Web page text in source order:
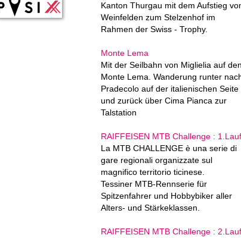
Kanton Thurgau mit dem Aufstieg
Weinfelden zum Stelzenhof im
Rahmen der Swiss - Trophy.
Monte Lema
Mit der Seilbahn von Miglielia auf den
Monte Lema. Wanderung runter
Pradecolo auf der italienischen Seite
und zurück über Cima Pianca zur
Talstation
RAIFFEISEN MTB Challenge : 1.Lauf
La MTB CHALLENGE è una serie di
gare regionali organizzate sul
magnifico territorio ticinese.
Tessiner MTB-Rennserie für
Spitzenfahrer und Hobbybiker aller
Alters- und Stärkeklassen.
RAIFFEISEN MTB Challenge : 2.Lauf